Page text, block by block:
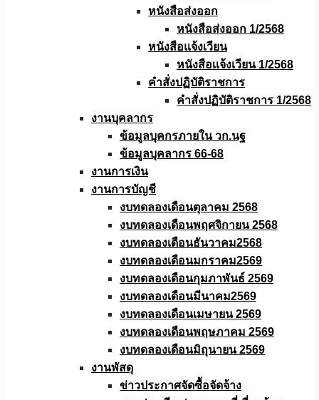
หนังสือส่งออก
หนังสือส่งออก 1/2568
หนังสือแจ้งเวียน
หนังสือเเจ้งเวียน 1/2568
คำสั่งปฏิบัติราชการ
คำสั่งปฏิบัติราชการ 1/2568
งานบุคลากร
ข้อมูลบุคกรภายใน วก.นฐ
ข้อมูลบุคลากร 66-68
งานการเงิน
งานการบัญชี
งบทดลองเดือนตุลาคม 2568
งบทดลองเดือนพฤศจิกายน 2568
งบทดลองเดือนธันวาคม2568
งบทดลองเดือนมกราคม2569
งบทดลองเดือนกุมภาพันธ์ 2569
งบทดลองเดือนมีนาคม2569
งบทดลองเดือนเมษายน 2569
งบทดลองเดือนพฤษภาคม 2569
งบทดลองเดือนมิถุนายน 2569
งานพัสดุ
ข่าวประกาศจัดซื้อจัดจ้าง